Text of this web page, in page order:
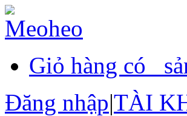
Giỏ hàng có
Đăng nhập|TÀI